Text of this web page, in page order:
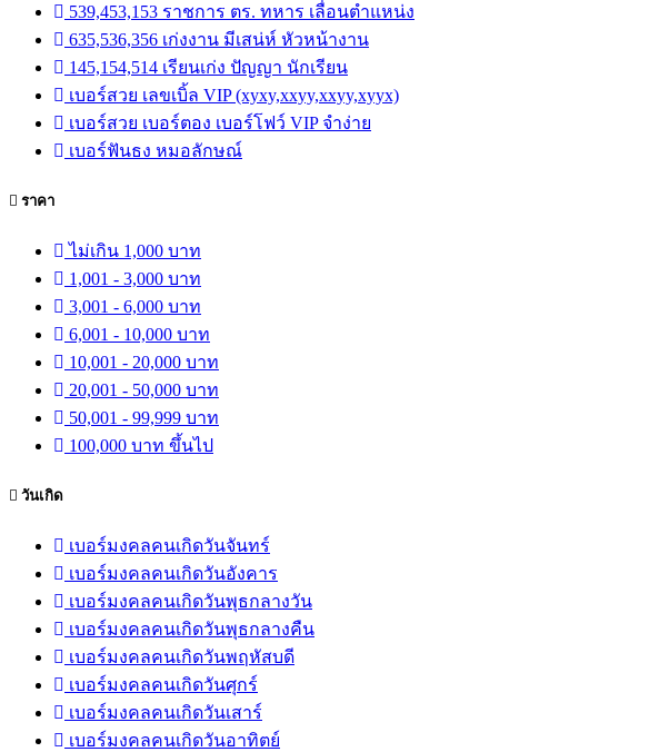
539,453,153 ราชการ ตร. ทหาร เลื่อนตำแหน่ง
635,536,356 เก่งงาน มีเสน่ห์ หัวหน้างาน
145,154,514 เรียนเก่ง ปัญญา นักเรียน
เบอร์สวย เลขเบิ้ล VIP (xyxy,xxyy,xxyy,xyyx)
เบอร์สวย เบอร์ตอง เบอร์โฟว์ VIP จำง่าย
เบอร์ฟันธง หมอลักษณ์
ราคา
ไม่เกิน 1,000 บาท
1,001 - 3,000 บาท
3,001 - 6,000 บาท
6,001 - 10,000 บาท
10,001 - 20,000 บาท
20,001 - 50,000 บาท
50,001 - 99,999 บาท
100,000 บาท ขึ้นไป
วันเกิด
เบอร์มงคลคนเกิดวันจันทร์
เบอร์มงคลคนเกิดวันอังคาร
เบอร์มงคลคนเกิดวันพุธกลางวัน
เบอร์มงคลคนเกิดวันพุธกลางคืน
เบอร์มงคลคนเกิดวันพฤหัสบดี
เบอร์มงคลคนเกิดวันศุกร์
เบอร์มงคลคนเกิดวันเสาร์
เบอร์มงคลคนเกิดวันอาทิตย์